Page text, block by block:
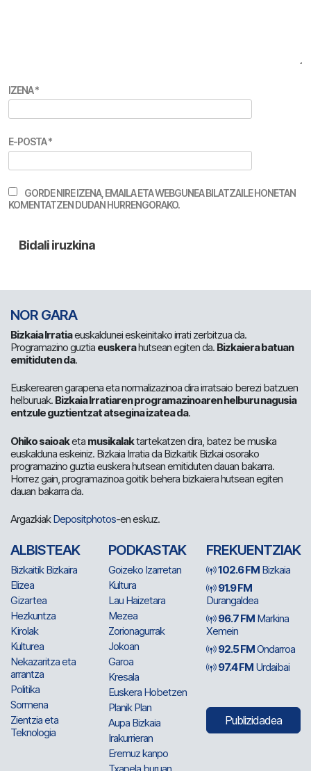
IZENA*
E-POSTA*
GORDE NIRE IZENA, EMAILA ETA WEBGUNEA BILATZAILE HONETAN
KOMENTATZEN DUDAN HURRENGORAKO.
NOR GARA
Bizkaia Irratiaeuskaldunei eskeinitako irrati zerbitzua da.
Programazino guztia euskerahutsean egiten da. Bizkaiera batuan
emitiduten da.
Euskerearen garapena eta normalizazinoa dira irratsaio berezi batzuen
helburuak. Bizkaia Irratiaren programazinoaren helburu nagusia
entzule guztientzat atsegina izatea da.
Ohiko saioaketa musikalaktartekatzen dira, batez be musika
euskalduna eskeiniz. Bizkaia Irratia da Bizkaitik Bizkai osorako
programazino guztia euskera hutsean emitiduten dauan bakarra.
Horrez gain, programazinoa goitik behera bizkaiera hutsean egiten
dauan bakarra da.
ArgazkiakDepositphotos-en eskuz.
ALBISTEAK
Bizkaitik Bizkaira
Elizea
Gizartea
Hezkuntza
Kirolak
Kulturea
Nekazaritza eta
arrantza
Politika
Sormena
Zientzia eta
Teknologia
PODKASTAK
Goizeko Izarretan
Kultura
Lau Haizetara
Mezea
Zorionagurrak
Jokoan
Garoa
Kresala
Euskera Hobetzen
Planik Plan
Aupa Bizkaia
Irakurrieran
Eremuz kanpo
FREKUENTZIAK
102.6 FM Bizkaia
91.9 FM
Durangaldea
96.7 FM Markina
Xemein
92.5 FMOndarroa
97.4 FM Urdaibai
Publizidadea